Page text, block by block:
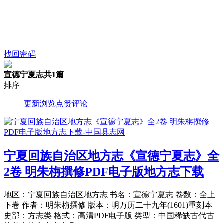
找回密码
宣德宁夏志共1篇
排序
更新浏览点赞评论
宁夏回族自治区地方志《宣德宁夏志》全
2卷 明朱栴撰修PDF电子版地方志下载
地区：宁夏回族自治区地方志 书名：宣德宁夏志 卷数：全上
下卷 作者：明朱栴撰修 版本：明万历二十九年(1601)重刻本
史部：方志类 格式：高清PDF电子版 类型：中国稀缺古代古